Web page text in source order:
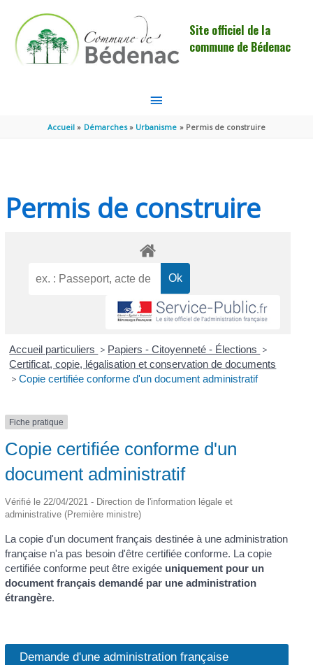
Site officiel de la
commune de Bédenac
MENU
PRINCIPAL
Accueil Démarches Urbanisme Permis de construire
Permis de construire
Accueil particuliers > Papiers - Citoyenneté - Élections >
Certificat, copie, légalisation et conservation de documents
> Copie certifiée conforme d'un document administratif
Fiche pratique
Copie certifiée conforme d'un
document administratif
Vérifié le 22/04/2021 - Direction de l'information légale et
administrative (Première ministre)
La copie d'un document français destinée à une administration
française n'a pas besoin d'être certifiée conforme. La copie
certifiée conforme peut être exigée uniquement pour un
document français demandé par une administration
étrangère.
Demande d'une administration française